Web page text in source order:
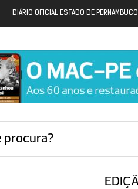
DIÁRIO OFICIAL ESTADO DE PERNAMBUCO
procura?